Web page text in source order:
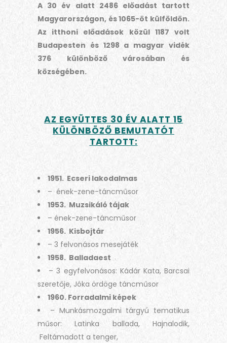
A 30 év alatt 2486 előadást tartott
Magyarországon, és 1065-öt külföldön.
Az itthoni előadások közül 1187 volt
Budapesten és 1298 a magyar vidék
376 különböző városában és
községében.
AZ EGYÜTTES 30 ÉV ALATT 15
KÜLÖNBÖZŐ BEMUTATÓT
TARTOTT:
1951. Ecseri lakodalmas
– ének-zene-táncműsor
1953. Muzsikáló tájak
– ének-zene-táncműsor
1956. Kisbojtár
– 3 felvonásos mesejáték
1958. Balladaest
– 3 egyfelvonásos: Kádár Kata, Barcsai
szeretője, Jóka ördöge táncműsor
1960. Forradalmi képek
– Munkásmozgalmi tárgyú tematikus
műsor: Latinka ballada, Hajnalodik,
Feltámadott a tenger,